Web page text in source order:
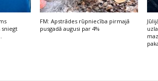
sniegt
FM: Apstrādes rūpniecība pirmajā
pusgadā augusi par 4%